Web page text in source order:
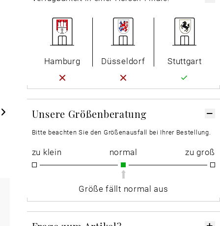
Hamburg Düsseldorf Stuttgart
Unsere Größenberatung
Bitte beachten Sie den Größenausfall bei Ihrer Bestellung.
zu klein normal zu groß
Größe fällt normal aus